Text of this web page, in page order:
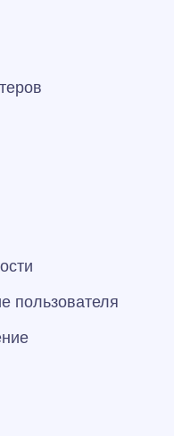
пользователя